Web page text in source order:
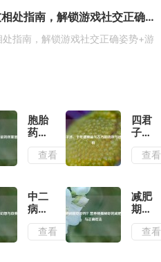
Steam好友相处指南，解锁游戏社交正确姿势+游戏共享方法
指南，解锁游戏社交正确姿势+游
胞胎
药，
生命
奇迹
征的
双重
查看
四君
子
汤，
千年
古方
的功
适用
人群
查看
中二
病也
要谈
查看
减肥
期间
能吃
查看